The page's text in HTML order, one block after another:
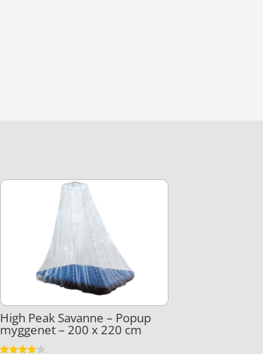
High Peak Savanne – Popup
myggenet – 200 x 220 cm